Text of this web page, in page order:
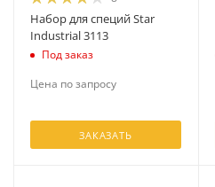
Набор для специй Star
Industrial 3113
Под заказ
Цена по запросу
ЗАКАЗАТЬ